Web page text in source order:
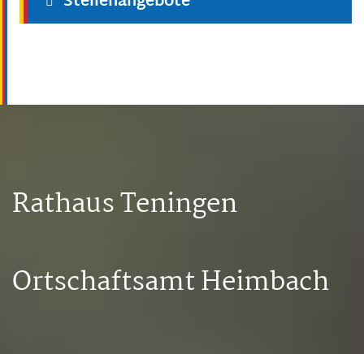
Rathaus Teningen
Ortschaftsamt Heimbach